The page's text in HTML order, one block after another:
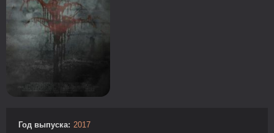
Год выпуска: 2017